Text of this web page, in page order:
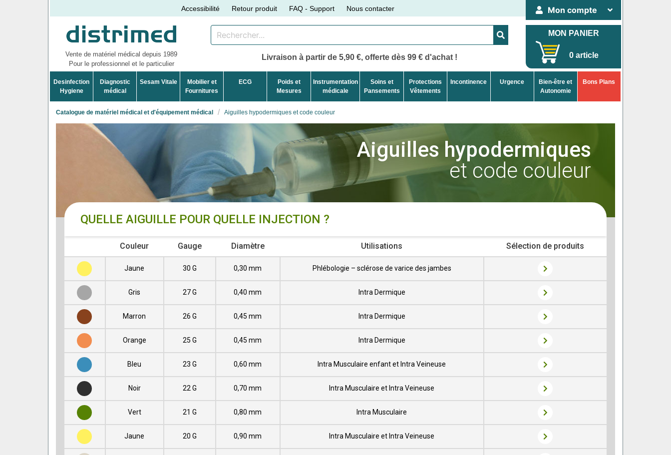
Accessibilité Retour produit FAQ - Support Nous contacter Mon compte
Vente de matériel médical depuis 1989
Pour le professionnel et le particulier
Livraison à partir de 5,90 €, offerte dès 99 € d'achat !
MON PANIER
0 article
Desinfection
Hygiene
Diagnostic
médical
Sesam Vitale
Mobilier et
Fournitures
ECG
Poids et
Mesures
Instrumentation
médicale
Soins et
Pansements
Protections
Vêtements
Incontinence Urgence
Bien-être et
Autonomie
Bons Plans
Catalogue de matériel médical et d'équipement médical Aiguilles hypodermiques et code couleur
Aiguilles hypodermiques
et code couleur
QUELLE AIGUILLE POUR QUELLE INJECTION ?
Couleur Gauge Diamètre Utilisations Sélection de produits
Jaune 30 G 0,30 mm Phlébologie – sclérose de varice des jambes
Gris 27 G 0,40 mm Intra Dermique
Marron 26 G 0,45 mm Intra Dermique
Orange 25 G 0,45 mm Intra Dermique
Bleu 23 G 0,60 mm Intra Musculaire enfant et Intra Veineuse
Noir 22 G 0,70 mm Intra Musculaire et Intra Veineuse
Vert 21 G 0,80 mm Intra Musculaire
Jaune 20 G 0,90 mm Intra Musculaire et Intra Veineuse